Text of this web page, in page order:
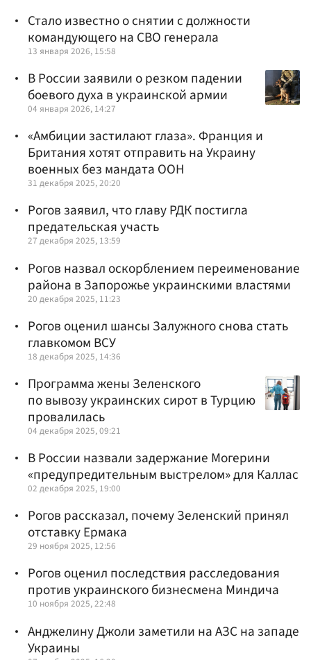
Стало известно о снятии с должности
командующего на СВО генерала
13 января 2026, 15:58
В России заявили о резком падении
боевого духа в украинской армии
04 января 2026, 14:27
«Амбиции застилают глаза». Франция и
Британия хотят отправить на Украину
военных без мандата ООН
31 декабря 2025, 20:20
Рогов заявил, что главу РДК постигла
предательская участь
27 декабря 2025, 13:59
Рогов назвал оскорблением переименование
района в Запорожье украинскими властями
20 декабря 2025, 11:23
Рогов оценил шансы Залужного снова стать
главкомом ВСУ
18 декабря 2025, 14:36
Программа жены Зеленского
по вывозу украинских сирот в Турцию
провалилась
04 декабря 2025, 09:21
В России назвали задержание Могерини
«предупредительным выстрелом» для Каллас
02 декабря 2025, 19:00
Рогов рассказал, почему Зеленский принял
отставку Ермака
29 ноября 2025, 12:56
Рогов оценил последствия расследования
против украинского бизнесмена Миндича
10 ноября 2025, 22:48
Анджелину Джоли заметили на АЗС на западе
Украины